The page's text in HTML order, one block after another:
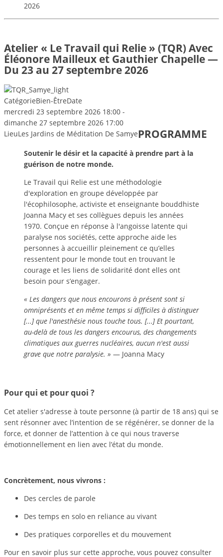
2026
Atelier « Le Travail qui Relie » (TQR) Avec
Éléonore Mailleux et Gauthier Chapelle —
Du 23 au 27 septembre 2026
CatégorieBien-ÊtreDate
mercredi 23 septembre 2026 18:00 -
dimanche 27 septembre 2026 17:00
LieuLes Jardins de Méditation De SamyePROGRAMME
Soutenir le désir et la capacité à prendre part à la
guérison de notre monde.
Le Travail qui Relie est une méthodologie
d'exploration en groupe développée par
l'écophilosophe, activiste et enseignante bouddhiste
Joanna Macy et ses collègues depuis les années
1970. Conçue en réponse à l'angoisse latente qui
paralyse nos sociétés, cette approche aide les
personnes à accueillir pleinement ce qu’elles
ressentent pour le monde tout en trouvant le
courage et les liens de solidarité dont elles ont
besoin pour s’engager. ​​
« Les dangers que nous encourons à présent sont si
omniprésents et en même temps si difficiles à distinguer
[...] que l'anesthésie nous touche tous. [...] Et pourtant,
au-delà de tous les dangers encourus, des changements
climatiques aux guerres nucléaires, aucun n'est aussi
grave que notre paralysie. » — Joanna Macy
Pour qui et pour quoi ?
Cet atelier s'adresse à toute personne (à partir de 18 ans) qui se
sent résonner avec l’intention de se régénérer, se donner de la
force, et donner de l’attention à ce qui nous traverse
émotionnellement en lien avec l’état du monde.
Concrètement, nous vivrons :
Des cercles de parole
Des temps en solo en reliance au vivant
Des pratiques corporelles et du mouvement
Pour en savoir plus sur cette approche, vous pouvez consulter